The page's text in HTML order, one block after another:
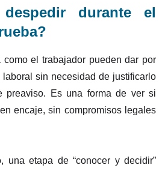
durante el
como el trabajador pueden dar por
sin necesidad de justificarlo
preaviso. Es una forma de ver si
encaje, sin compromisos legales
una etapa de “conocer y decidir”